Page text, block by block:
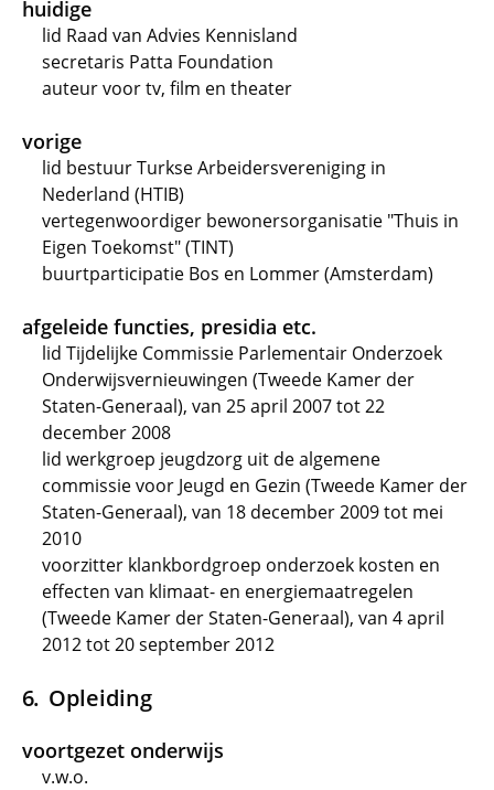
huidige
lid Raad van Advies Kennisland
secretaris Patta Foundation
auteur voor tv, film en theater
vorige
lid bestuur Turkse Arbeidersvereniging in
Nederland (HTIB)
vertegenwoordiger bewonersorganisatie "Thuis in
Eigen Toekomst" (TINT)
buurtparticipatie Bos en Lommer (Amsterdam)
afgeleide functies, presidia etc.
lid Tijdelijke Commissie Parlementair Onderzoek
Onderwijsvernieuwingen (Tweede Kamer der
Staten-Generaal), van 25 april 2007 tot 22
december 2008
lid werkgroep jeugdzorg uit de algemene
commissie voor Jeugd en Gezin (Tweede Kamer der
Staten-Generaal), van 18 december 2009 tot mei
2010
voorzitter klankbordgroep onderzoek kosten en
effecten van klimaat- en energiemaatregelen
(Tweede Kamer der Staten-Generaal), van 4 april
2012 tot 20 september 2012
Opleiding
voortgezet onderwijs
v.w.o.